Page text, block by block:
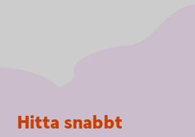
Sidfot
Hitta snabbt